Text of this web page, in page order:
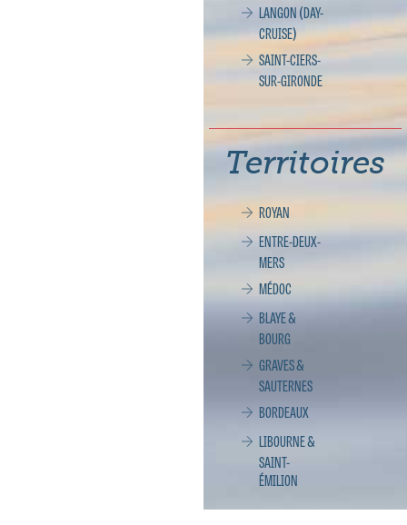
LANGON (DAY-
CRUISE)
SAINT-CIERS-
SUR-GIRONDE
Territoires
ROYAN
ENTRE-DEUX-
MERS
MÉDOC
BLAYE &
BOURG
GRAVES &
SAUTERNES
BORDEAUX
LIBOURNE &
SAINT-
ÉMILION